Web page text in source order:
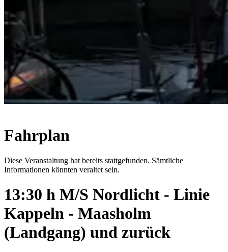
Fahrplan
Diese Veranstaltung hat bereits stattgefunden. Sämtliche
Informationen könnten veraltet sein.
13:30 h M/S Nordlicht - Linie
Kappeln - Maasholm
(Landgang) und zurück